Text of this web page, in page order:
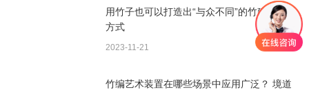
用竹子也可以打造出“与众不同”的竹建筑生活
方式
2023-11-21
竹编艺术装置在哪些场景中应用广泛？ 境道